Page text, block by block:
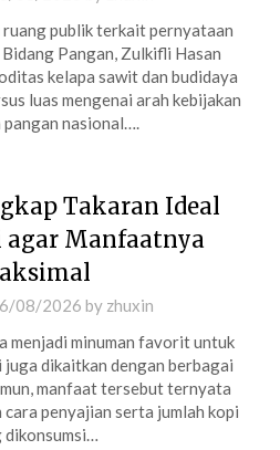
ruang publik terkait pernyataan
Pangan, Zulkifli Hasan
kelapa sawit dan budidaya
luas mengenai arah kebijakan
pangan nasional….
Takaran Ideal
Manfaatnya
08/2026 by zhuxin
menjadi minuman favorit untuk
dikaitkan dengan berbagai
manfaat tersebut ternyata
penyajian serta jumlah kopi
dikonsumsi…